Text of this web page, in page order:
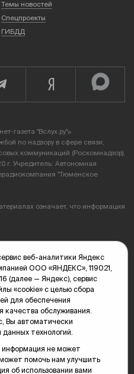
Темы новостей
Спецпроекты
ГИБДД
газета "Вслух.ру"»
по надзору в сфере связи,
коммуникаций (Роскомнадзор),
г. Учредитель: Автономная
"Тюменское
означает, что информация
28А
веб-аналитики Яндекс
ООО «ЯНДЕКС», 119021,
(далее — Яндекс), сервис
«cookie» с целью сбора
для обеспечения
качества обслуживания.
Вы автоматически
технологий.
информация не может
помочь нам улучшить
об использовании вами